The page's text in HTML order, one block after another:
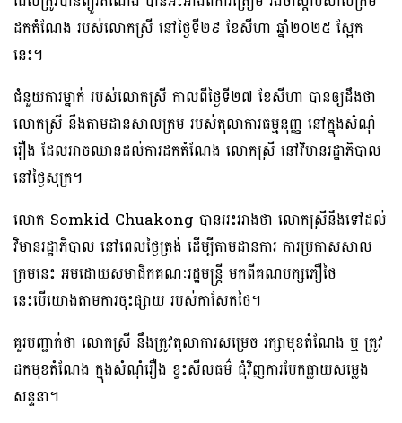
ដកតំណែង របស់លោកស្រី នៅថ្ងៃទី២៩ ខែសីហា ឆ្នាំ២០២៥ ស្អែក
នេះ។
ជំនួយការម្នាក់ របស់លោកស្រី កាលពីថ្ងៃទី២៧ ខែសីហា បានឲ្យដឹងថា
លោកស្រី នឹងតាមដានសាលក្រម របស់តុលាការធម្មនុញ្ញ នៅក្នុងសំណុំ
រឿង ដែលអាចឈានដល់ការដកតំណែង លោកស្រី នៅវិមានរដ្ឋាភិបាល
នៅថ្ងៃសុក្រ។
លោក Somkid Chuakong បានអះអាងថា លោកស្រីនឹងទៅដល់
វិមានរដ្ឋាភិបាល នៅពេលថ្ងៃត្រង់ ដើម្បីតាមដានការ ការប្រកាសសាល
ក្រមនេះ អមដោយសមាជិកគណៈរដ្ឋមន្ត្រី មកពីគណបក្សភឿថៃ
នេះបើយោងតាមការចុះផ្សាយ របស់កាសែតថៃ។
គួរបញ្ជាក់ថា លោកស្រី នឹងត្រូវតុលាការសម្រេច រក្សាមុខតំណែង ឬ ត្រូវ
ដកមុខតំណែង ក្នុងសំណុំរឿង ខ្វះសីលធម៌ ជុំវិញការបែកធ្លាយសម្លេង
សន្ទនា។